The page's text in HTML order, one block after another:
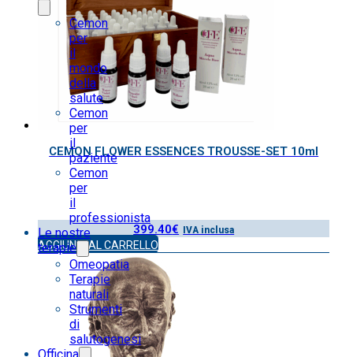
Cemon
per
il
mondo
della
salute
Cemon
per
il
paziente
Cemon
per
il
professionista
Le nostre
terapie
Omeopatia
Terapie
naturali
Strumenti
di
salutogenesi
CEMON FLOWER ESSENCES TROUSSE-SET 10ml
399.40€ IVA inclusa
AGGIUNGI AL CARRELLO